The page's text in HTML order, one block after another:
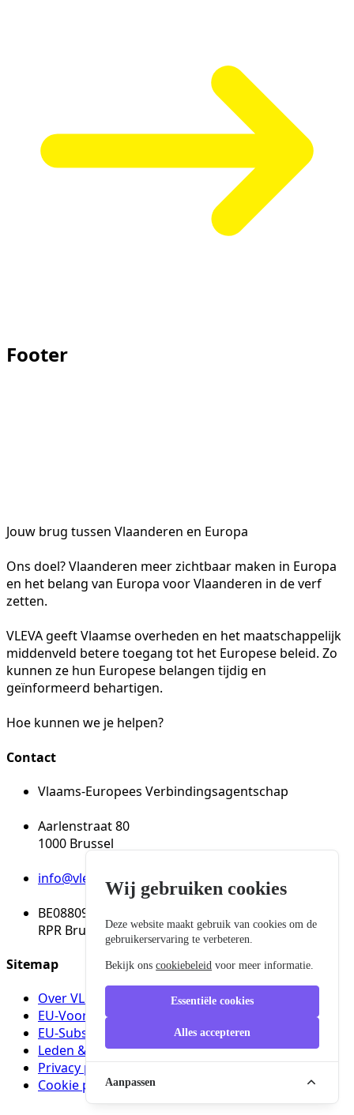
Footer
Jouw brug tussen Vlaanderen en Europa
Ons doel? Vlaanderen meer zichtbaar maken in Europa
en het belang van Europa voor Vlaanderen in de verf
zetten.
VLEVA geeft Vlaamse overheden en het maatschappelijk
middenveld betere toegang tot het Europese beleid. Zo
kunnen ze hun Europese belangen tijdig en
geïnformeerd behartigen.
Hoe kunnen we je helpen?
Contact
Vlaams-Europees Verbindingsagentschap
Aarlenstraat 80
1000 Brussel
info@vleva.eu
BE08809137150
RPR Brussel
Sitemap
Over VLEVA
EU-Voorzitterschapsgids
EU-Subsidies
Leden & Partners
Privacy policy
Cookie policy
Wij gebruiken cookies
Deze website maakt gebruik van cookies om de
gebruikerservaring te verbeteren.
Bekijk onscookiebeleid voor meer informatie.
Essentiële cookies
Alles accepteren
Aanpassen